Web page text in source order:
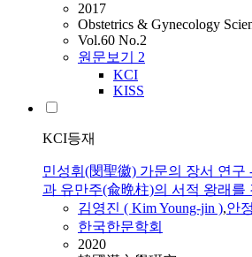
2017
Obstetrics & Gynecology
Vol.60 No.2
원문보기 2
KCI
KISS
KCI등재
민성휘(閔聖徽) 가문의 장서 연구
과 유만주(兪晩柱)의 서적 왕래를
김영진 ( KimYoung-jin ),안
한국한문학회
2020